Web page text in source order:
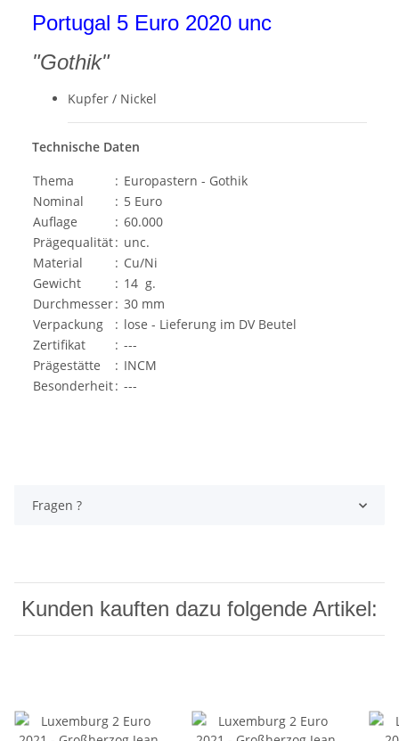
Portugal 5 Euro 2020 unc
"Gothik"
Kupfer / Nickel
Technische Daten
Thema
: Europastern - Gothik
Nominal
: 5 Euro
Auflage
: 60.000
Prägequalität: unc.
Material
: Cu/Ni
Gewicht
: 14 g.
Durchmesser: 30 mm
Verpackung
: lose - Lieferung im DV Beutel
Zertifikat
: ---
Prägestätte
: INCM
Besonderheit: ---
Fragen ?
Kunden kauften dazu folgende Artikel: